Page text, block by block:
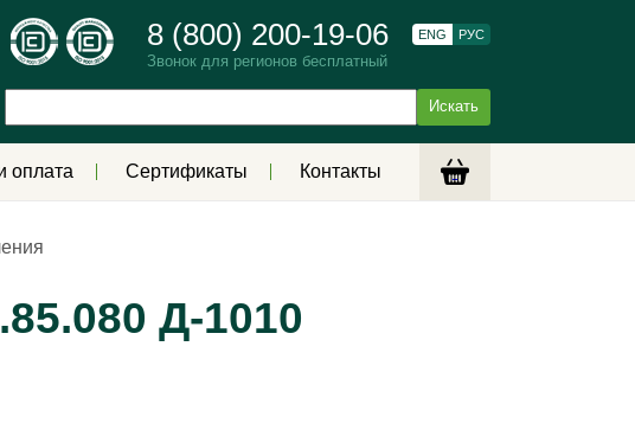
8 (800) 200-19-06
Звонок для регионов бесплатный
ENG РУС
оплата Сертификаты Контакты
Д-1010